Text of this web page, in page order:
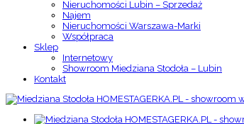
Nieruchomości Lubin – Sprzedaż
Najem
Nieruchomości Warszawa-Marki
Współpraca
Sklep
Internetowy
Showroom Miedziana Stodoła – Lubin
Kontakt